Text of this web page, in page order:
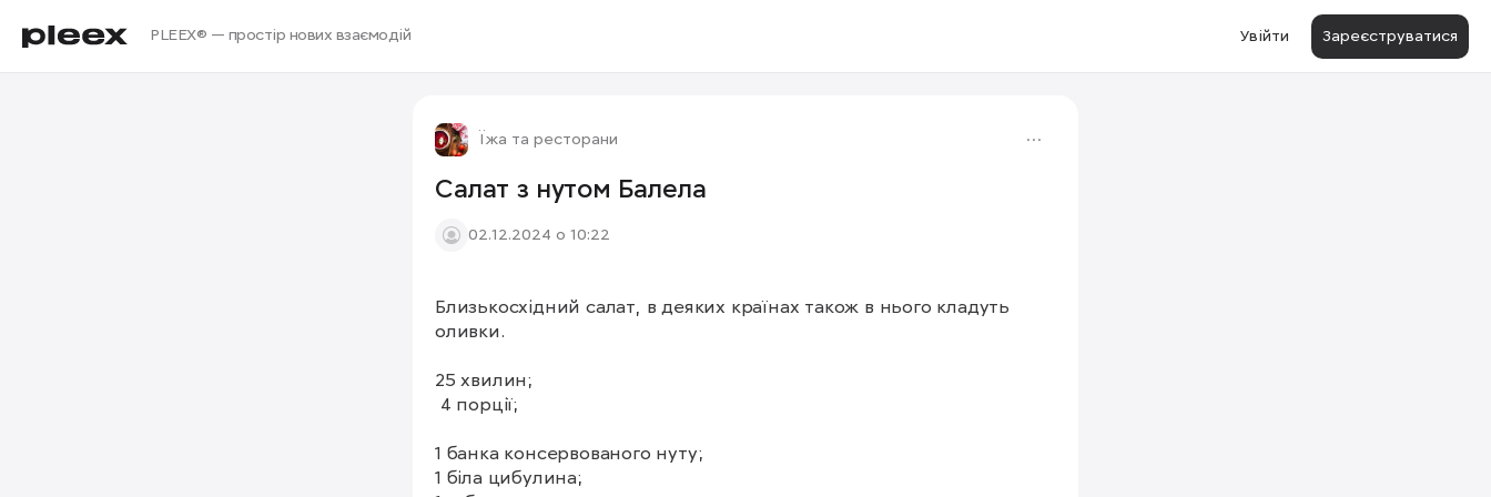
PLEEX® — простір нових взаємодій Увійти Зареєструватися
Їжа та ресторани
Салат з нутом Балела
02.12.2024 о 10:22
Близькосхідний салат, в деяких країнах також в нього кладуть
оливки.
25 хвилин;
4 порції;
1 банка консервованого нуту;
1 біла цибулина;